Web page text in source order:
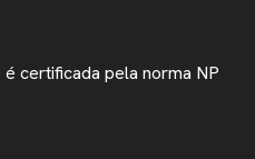
certificada pela norma NP